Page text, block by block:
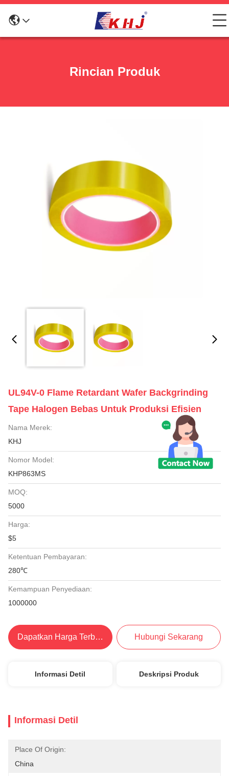
Rincian Produk
UL94V-0 Flame Retardant Wafer Backgrinding
Tape Halogen Bebas Untuk Produksi Efisien
Nama Merek:
KHJ
Nomor Model:
KHP863MS
MOQ:
5000
Harga:
$5
Ketentuan Pembayaran:
280℃
Kemampuan Penyediaan:
1000000
Dapatkan Harga Terbaik Hubungi Sekarang
Informasi Detil Deskripsi Produk
Informasi Detil
Place Of Origin:
China